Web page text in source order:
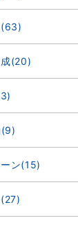
(20)
(9)
ン(15)